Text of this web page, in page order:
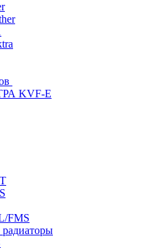
KVF-E
FMS
радиаторы